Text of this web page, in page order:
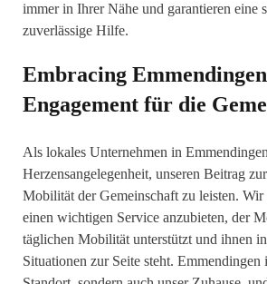
immer in Ihrer Nähe und garantieren eine
zuverlässige Hilfe.
Embracing
Engagement für die
Als lokales Unternehmen in
Herzensangelegenheit, unseren Beitrag
Mobilität der Gemeinschaft zu leisten. Wir
einen wichtigen Service anzubieten, der
täglichen Mobilität unterstützt und ihnen
Situationen zur Seite steht. Emmendingen